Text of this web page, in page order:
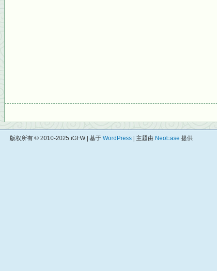
版权所有 © 2010-2025 iGFW | 基于 WordPress | 主题由 NeoEase 提供